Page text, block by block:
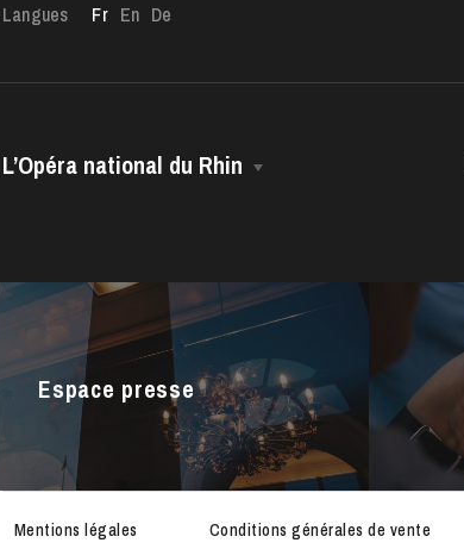
Visites de l’Opéra de
Strasbourg
Langues Fr En De
L’Opéra national du Rhin
Direction Générale
Le CCN • Ballet de l’Opéra national
Le Chœur
L’Opéra Studio
La Maîtrise
Les équipes
Espace presse
Mentions légales Conditions générales de vente